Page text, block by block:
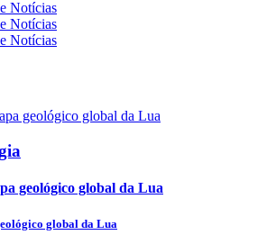
geológico global da Lua
global da Lua